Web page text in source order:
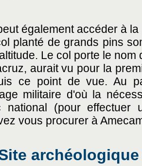
également accéder à
planté de grands pins
Le col porte le
aurait vu pour la
ce point de vue. Au
militaire d'où la
national (pour effectuer
vous procurer à